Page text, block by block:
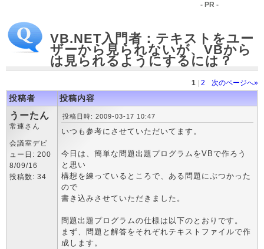
- PR -
VB.NET入門者：テキストをユー
ザーから見られないが、VBから
は見られるようにするには？
1 2 次のページへ»
投稿者 投稿内容
うーたん
常連さん
会議室デビ
ュー日: 200
8/09/16
投稿数: 34
投稿日時: 2009-03-17 10:47
いつも参考にさせていただいてます。
今日は、簡単な問題出題プログラムをVBで作ろう
と思い
構想を練っているところで、ある問題にぶつかった
ので
書き込みさせていただきました。
問題出題プログラムの仕様は以下のとおりです。
まず、問題と解答をそれぞれテキストファイルで作
成します。